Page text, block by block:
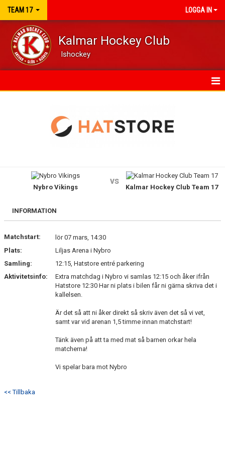
TEAM 17 LOGGA IN
Kalmar Hockey Club
Ishockey
KONTAKTNybro Vikings
vs
Kalmar Hockey Club Team 17
INFORMATION
Matchstart:
lör 07 mars, 14:30
Plats:
Liljas Arena i Nybro
Samling:
12:15, Hatstore entré parkering
Aktivitetsinfo:
Extra matchdag i Nybro vi samlas 12:15 och åker ifrån
Hatstore 12:30 Har ni plats i bilen får ni gärna skriva det i
kallelsen.
Är det så att ni åker direkt så skriv även det så vi vet,
samt var vid arenan 1,5 timme innan matchstart!
Tänk även på att ta med mat så barnen orkar hela
matcherna!
Vi spelar bara mot Nybro
<< Tillbaka